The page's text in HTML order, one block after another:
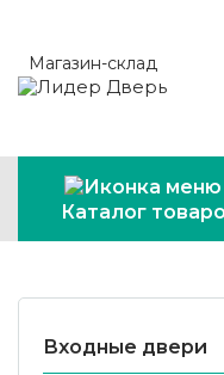
Магазин-склад
Каталог
Входные двери